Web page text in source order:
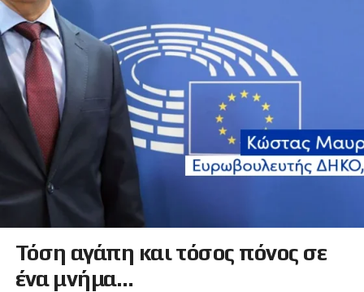
Τόση αγάπη και τόσος πόνος σε
ένα μνήμα…